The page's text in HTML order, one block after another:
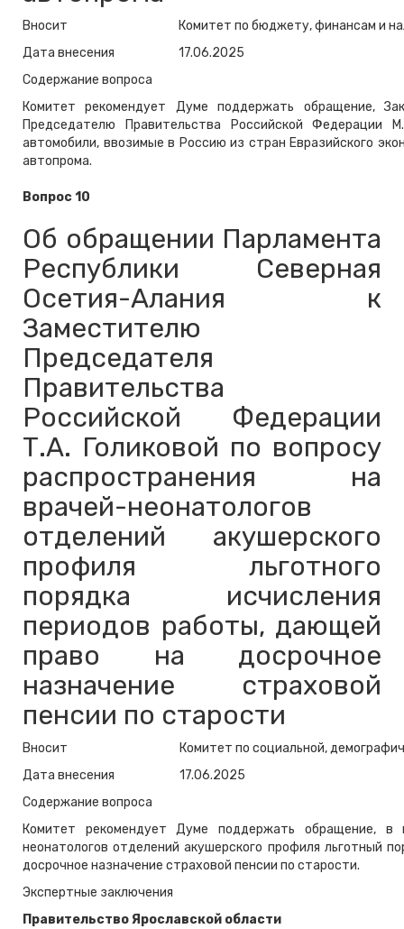
Вносит
Комитет по бюджету, финансам и
Дата внесения
17.06.2025
Содержание вопроса
Комитет рекомендует Думе поддержать обращение,
Председателю Правительства Российской
автомобили, ввозимые в Россию из стран Евразийского
автопрома.
Вопрос 10
Об обращении Парламента
Республики Северная
Осетия-Алания к
Заместителю
Председателя
Правительства
Российской Федерации
Т.А. Голиковой по вопросу
распространения на
врачей-неонатологов
отделений акушерского
профиля льготного
порядка исчисления
периодов работы, дающей
право на досрочное
назначение страховой
пенсии по старости
Вносит
Комитет по социальной,
Дата внесения
17.06.2025
Содержание вопроса
Комитет рекомендует Думе поддержать обращение, в
неонатологов отделений акушерского профиля льготный
досрочное назначение страховой пенсии по старости.
Экспертные заключения
Правительство Ярославской области